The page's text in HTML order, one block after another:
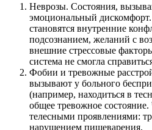
Неврозы. Состояния,
эмоциональный дискомфорт.
становятся внутренние
подсознанием, желаний с
внешние стрессовые
система не смогла
Фобии и тревожные
вызывают у больного
(например, находиться в
общее тревожное
телесными проявлениями:
нарушением пищеварения.